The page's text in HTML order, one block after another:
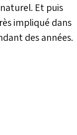
Et puis
impliqué dans
des années.